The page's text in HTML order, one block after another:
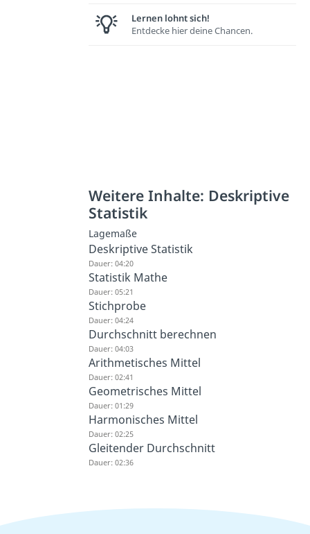
Lernen lohnt sich!
Entdecke hier deine Chancen.
Weitere Inhalte: Deskriptive
Statistik
Lagemaße
Deskriptive Statistik
Dauer: 04:20
Statistik Mathe
Dauer: 05:21
Stichprobe
Dauer: 04:24
Durchschnitt berechnen
Dauer: 04:03
Arithmetisches Mittel
Dauer: 02:41
Geometrisches Mittel
Dauer: 01:29
Harmonisches Mittel
Dauer: 02:25
Gleitender Durchschnitt
Dauer: 02:36